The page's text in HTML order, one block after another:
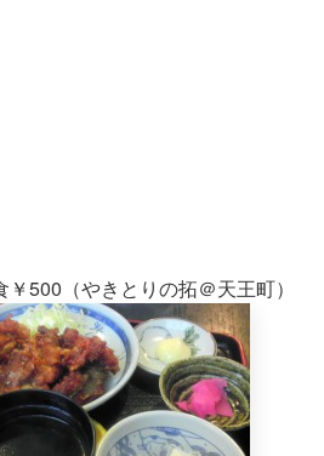
500（やきとりの拓＠天王町）